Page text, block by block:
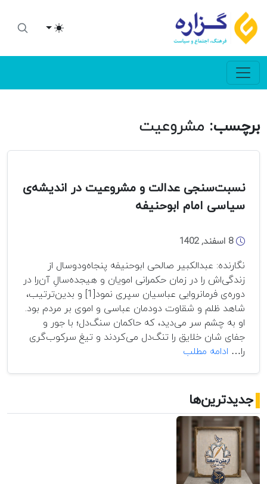
Toggle theme
برچسب: مشروعیت
نسبت‌سنجی عدالت و مشروعیت در اندیشه‌ی
سیاسی امام ابوحنیفه
8 اسفند, 1402
نگارنده: عبدالکبیر‌‌ صالحی ابوحنیفه پنجاه‌ودوسال از
زندگی‌اش را در زمان حکمرانی امویان و هیجده‌سالِ آن‌را در
دوره‌ی فرمانروایی عباسیان سپری نمود[1] و بدین‌ترتیب،
شاهد ظلم و شقاوت دودمان عباسی و اموی بر مردم بود.
او به چشم سر می‌دید، که حاکمان سنگ‌دل؛ با جور و
جفای شان خلایق را تنگ‌دل می‌کردند و تیغ سرکوب‌گری
را… ادامه مطلب
اندیشه‌ی
سیاسی
امام
جدیدترین‌ها